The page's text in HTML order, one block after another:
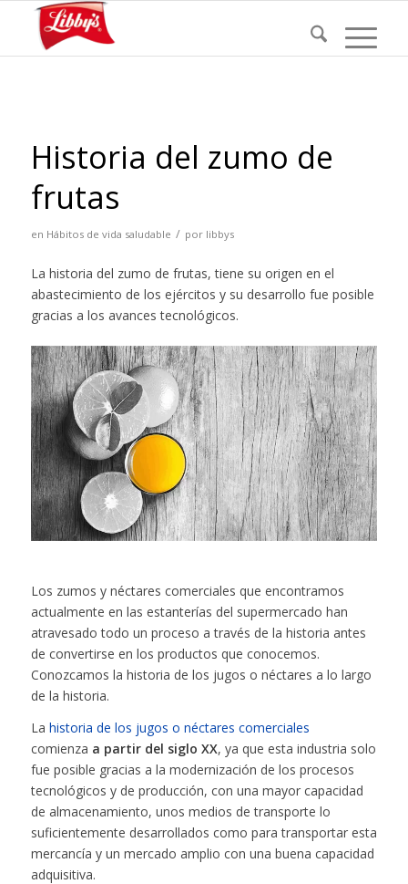
Historia del zumo de
frutas
en Hábitos de vida saludable / por libbys
La historia del zumo de frutas, tiene su origen en el
abastecimiento de los ejércitos y su desarrollo fue posible
gracias a los avances tecnológicos.
Los zumos y néctares comerciales que encontramos
actualmente en las estanterías del supermercado han
atravesado todo un proceso a través de la historia antes
de convertirse en los productos que conocemos.
Conozcamos la historia de los jugos o néctares a lo largo
de la historia.
La historia de los jugos o néctares comerciales
comienza a partir del siglo XX, ya que esta industria solo
fue posible gracias a la modernización de los procesos
tecnológicos y de producción, con una mayor capacidad
de almacenamiento, unos medios de transporte lo
suficientemente desarrollados como para transportar esta
mercancía y un mercado amplio con una buena capacidad
adquisitiva.